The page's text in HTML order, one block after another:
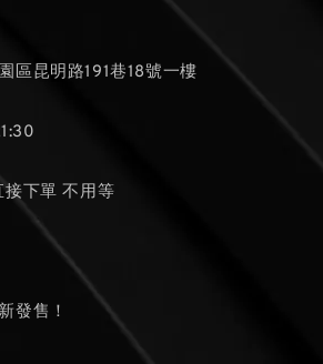
區昆明路191巷18號一樓
下單 不用等
發售！